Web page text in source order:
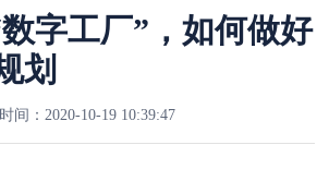
字工厂”，如何做好
划
时间：2020-10-19 10:39:47